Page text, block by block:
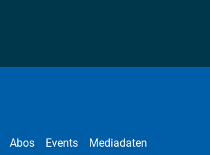
Abos Events Mediadaten